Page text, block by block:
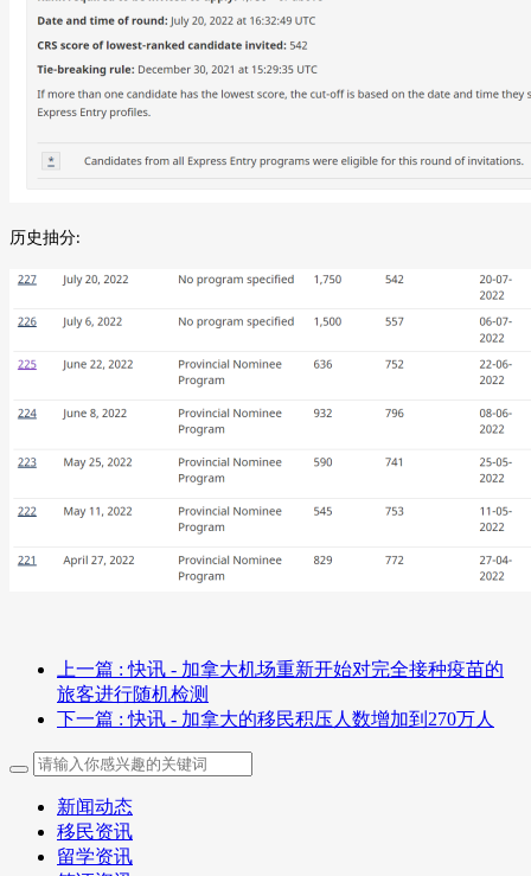
历史抽分:
上一篇 : 快讯 - 加拿大机场重新开始对完全接种疫苗的
旅客进行随机检测
下一篇 : 快讯 - 加拿大的移民积压人数增加到270万人
新闻动态
移民资讯
留学资讯